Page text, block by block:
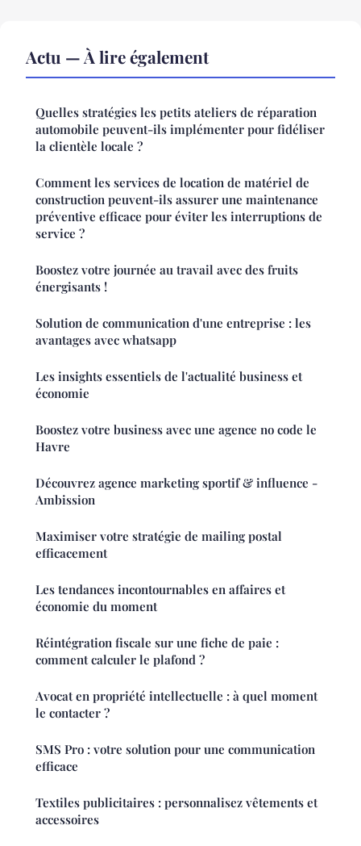
Actu — À lire également
Quelles stratégies les petits ateliers de réparation
automobile peuvent-ils implémenter pour fidéliser
la clientèle locale ?
Comment les services de location de matériel de
construction peuvent-ils assurer une maintenance
préventive efficace pour éviter les interruptions de
service ?
Boostez votre journée au travail avec des fruits
énergisants !
Solution de communication d'une entreprise : les
avantages avec whatsapp
Les insights essentiels de l'actualité business et
économie
Boostez votre business avec une agence no code le
Havre
Découvrez agence marketing sportif & influence -
Ambission
Maximiser votre stratégie de mailing postal
efficacement
Les tendances incontournables en affaires et
économie du moment
Réintégration fiscale sur une fiche de paie :
comment calculer le plafond ?
Avocat en propriété intellectuelle : à quel moment
le contacter ?
SMS Pro : votre solution pour une communication
efficace
Textiles publicitaires : personnalisez vêtements et
accessoires